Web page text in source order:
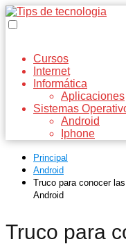
Cursos
Internet
Informática
Aplicaciones
Sistemas
Android
Iphone
Principal
Android
Truco para conocer
Android
Truco para